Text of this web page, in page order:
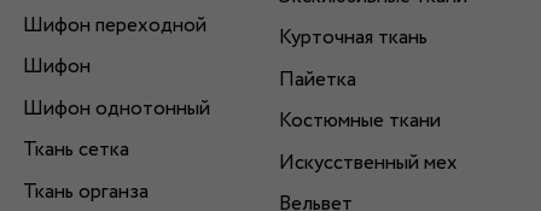
Шифон переходной
Шифон
Шифон однотонный
Ткань сетка
Ткань органза
Курточная ткань
Пайетка
Костюмные ткани
Искусственный мех
Вельвет